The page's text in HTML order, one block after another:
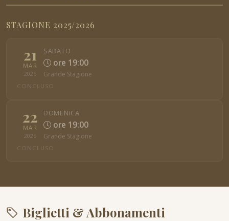
STAGIONE 2025/2026
21
MAR
2026
SABATO
ore 19:00
Grande Stagione
CONCLUSO
22
MAR
2026
DOMENICA
ore 19:00
Grande Stagione
CONCLUSO
Biglietti & Abbonamenti